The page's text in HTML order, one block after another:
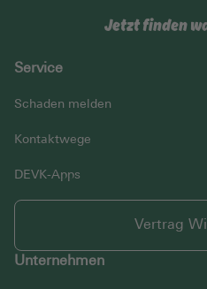
Jetzt finden
Service
Schaden melden
Kontaktwege
DEVK-Apps
Vertrag
Unternehmen